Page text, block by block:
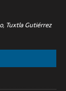
Tuxtla Gutiérrez